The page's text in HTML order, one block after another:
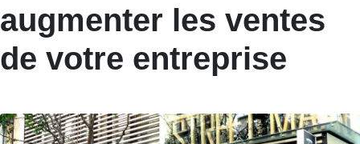
augmenter les ventes
de votre entreprise